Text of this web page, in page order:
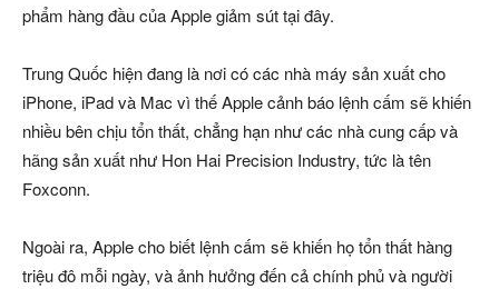
phẩm hàng đầu của Apple giảm sút tại đây.
Trung Quốc hiện đang là nơi có các nhà máy sản xuất cho
iPhone, iPad và Mac vì thế Apple cảnh báo lệnh cấm sẽ khiến
nhiều bên chịu tổn thất, chẳng hạn như các nhà cung cấp và
hãng sản xuất như Hon Hai Precision Industry, tức là tên
Foxconn.
Ngoài ra, Apple cho biết lệnh cấm sẽ khiến họ tổn thất hàng
triệu đô mỗi ngày, và ảnh hưởng đến cả chính phủ và người